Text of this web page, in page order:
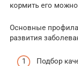
кормить его
Основные
развития
Подбор